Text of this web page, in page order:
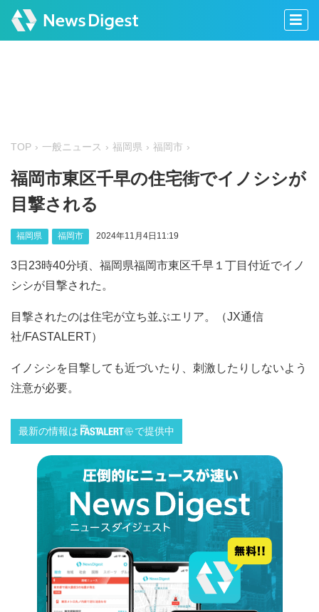
TOP 一般ニュース 福岡県 福岡市
福岡市東区千早の住宅街でイノシシが
目撃される
福岡県 福岡市 2024年11月4日11:19
3日23時40分頃、福岡県福岡市東区千早１丁目付近でイノ
シシが目撃された。
目撃されたのは住宅が立ち並ぶエリア。（JX通信
社/FASTALERT）
イノシシを目撃しても近づいたり、刺激したりしないよう
注意が必要。
最新の情報は で提供中